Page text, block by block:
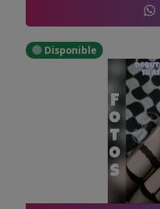
Disponible